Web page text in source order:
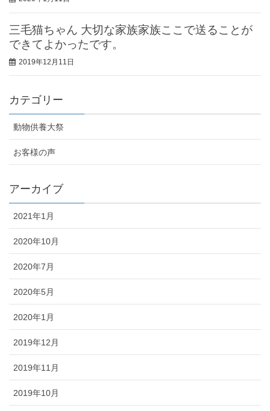
三毛猫ちゃん 大切な家族家族ここで送ることが
できてよかったです。
2019年12月11日
カテゴリー
動物供養大祭
お客様の声
アーカイブ
2021年1月
2020年10月
2020年7月
2020年5月
2020年1月
2019年12月
2019年11月
2019年10月